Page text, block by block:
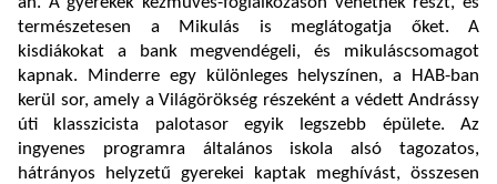
természetesen a Mikulás is meglátogatja őket. A
kisdiákokat a bank megvendégeli, és mikuláscsomagot
kapnak. Minderre egy különleges helyszínen, a HAB-ban
kerül sor, amely a Világörökség részeként a védett Andrássy
úti klasszicista palotasor egyik legszebb épülete. Az
ingyenes programra általános iskola alsó tagozatos,
hátrányos helyzetű gyerekei kaptak meghívást, összesen